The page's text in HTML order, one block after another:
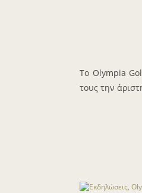
Το Olympia
τους την